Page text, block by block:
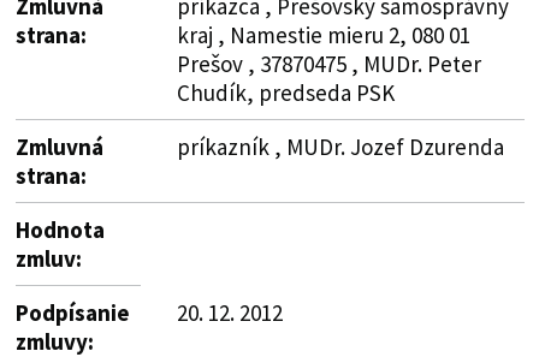
strana:
kraj , Namestie mieru 2, 080 01
Prešov , 37870475 , MUDr. Peter
Chudík, predseda PSK
Zmluvná
strana:
príkazník , MUDr. Jozef Dzurenda
Hodnota
zmluv:
Podpísanie
zmluvy:
20. 12. 2012